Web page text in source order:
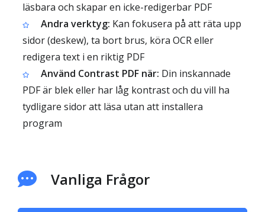
läsbara och skapar en icke-redigerbar PDF
Andra verktyg: Kan fokusera på att räta upp
sidor (deskew), ta bort brus, köra OCR eller
redigera text i en riktig PDF
Använd Contrast PDF när: Din inskannade
PDF är blek eller har låg kontrast och du vill ha
tydligare sidor att läsa utan att installera
program
Vanliga Frågor